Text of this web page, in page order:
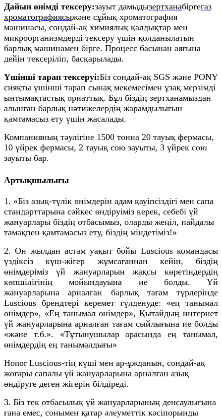
Дайын өнімді тексеру:зауыт дамыдызертханабіргегаз
хроматографиясыжәне сұйық хроматография
машинасы, сондай-ақ химиялық қалдықтар мен
микроорганизмдерді тексеру үшін қолданылатын
барлық машинамен бірге. Процесс басынан аяғына
дейін тексеріліп, басқарылады.
Үшінші тарап тексеруі:Біз сондай-ақ SGS және PONY
сияқты үшінші тарап сынақ мекемесімен ұзақ мерзімді
ынтымақтастық орнаттық. Бұл біздің зертханамыздан
алынған барлық нәтижелердің жарамдылығын
қамтамасыз ету үшін жасалады.
Компанияның тәулігіне 1500 тонна 20 тауық фермасы,
10 үйрек фермасы, 2 тауық сою зауыты, 3 үйрек сою
зауыты бар.
Артықшылығы
1. «Біз азық-түлік өнімдерін адам қауіпсіздігі мен сапа
стандарттарына сәйкес өндіруіміз керек, себебі үй
жануарлары біздің отбасымыз, оларды жеңіл, пайдалы
тамақпен қамтамасыз ету, біздің міндетіміз!»
2. Он жылдан астам уақыт бойы Luscious командасы
үздіксіз күш-жігер жұмсағаннан кейін, біздің
өнімдеріміз үй жануарларын жақсы көретіндердің
көпшілігінің мойындауына ие болды. Үй
жануарларына арналған барлық тағам түрлерінде
Luscious брендтері керемет гүлденуде: «ең танымал
өнімдер», «Ең танымал өнімдер», Қытайдың интернет
үй жануарларына арналған тағам сыйлығына ие болды
«және т.б.». «Тұтынушылар арасында ең танымал,
өнімдердің ең танымалдығы»
Honor Luscious-тің күші мен ар-ұжданын, сондай-ақ
жоғары сапалы үй жануарларына арналған азық
өндіруге деген жігерін білдіреді.
3. Біз тек отбасылық үй жануарларының денсаулығына
ғана емес, сонымен қатар әлеуметтік кәсіпорынды